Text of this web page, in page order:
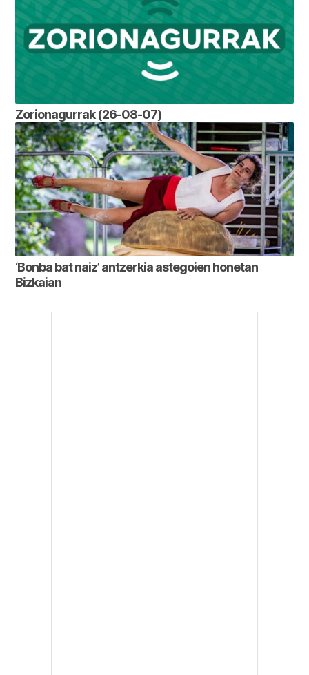
Zorionagurrak (26-08-07)
‘Bonba bat naiz’ antzerkia astegoien honetan
Bizkaian